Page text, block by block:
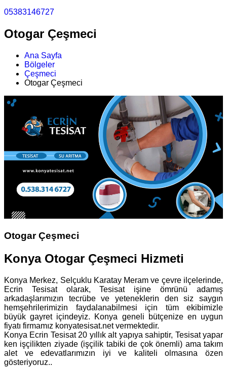
05383146727
Otogar Çeşmeci
Ana Sayfa
Bölgeler
Çeşmeci
Otogar Çeşmeci
Otogar Çeşmeci
Konya Otogar Çeşmeci Hizmeti
Konya Merkez, Selçuklu Karatay Meram ve çevre ilçelerinde,
Ecrin Tesisat olarak, Tesisat işine ömrünü adamış
arkadaşlarımızın tecrübe ve yeteneklerin den siz saygın
hemşehrilerimizin faydalanabilmesi için tüm ekibimizle
büyük gayret içindeyiz. Konya geneli bütçenize en uygun
fiyatı firmamız konyatesisat.net vermektedir.
Konya Ecrin Tesisat 20 yıllık alt yapıya sahiptir, Tesisat yapar
ken işçilikten ziyade (işçilik tabiki de çok önemli) ama takım
alet ve edevatlarımızın iyi ve kaliteli olmasına özen
gösteriyoruz..